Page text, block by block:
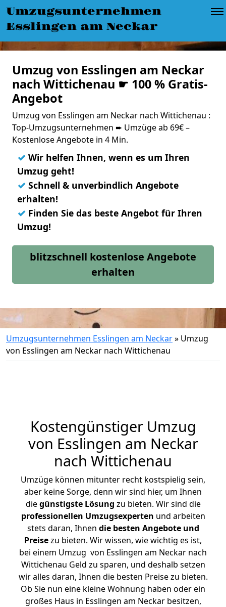
Umzugsunternehmen
Esslingen am Neckar
Umzug von Esslingen am Neckar
nach Wittichenau ☛ 100 % Gratis-
Angebot
Umzug von Esslingen am Neckar nach Wittichenau :
Top-Umzugsunternehmen ➨ Umzüge ab 69€ –
Kostenlose Angebote in 4 Min.
✓ Wir helfen Ihnen, wenn es um Ihren
Umzug geht!
✓ Schnell & unverbindlich Angebote
erhalten!
✓ Finden Sie das beste Angebot für Ihren
Umzug!
blitzschnell kostenlose Angebote
erhalten
Umzugsunternehmen Esslingen am Neckar» Umzug
von Esslingen am Neckar nach Wittichenau
Kostengünstiger Umzug
von Esslingen am Neckar
nach Wittichenau
Umzüge können mitunter recht kostspielig sein,
aber keine Sorge, denn wir sind hier, um Ihnen
diegünstigste Lösung zu bieten. Wir sind die
professionellen Umzugsexperten und arbeiten
stets daran, Ihnen die besten Angebote und
Preisezu bieten. Wir wissen, wie wichtig es ist,
bei einem Umzug von Esslingen am Neckar nach
Wittichenau Geld zu sparen, und deshalb setzen
wir alles daran, Ihnen die besten Preise zu bieten.
Ob Sie nun eine kleine Wohnung haben oder ein
großes Haus in Esslingen am Neckar besitzen,